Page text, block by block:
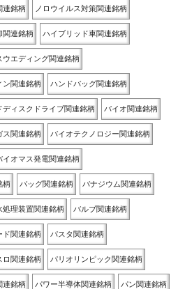
連銘柄 ノロウイルス対策関連銘柄
関連銘柄 ハイブリッド車関連銘柄
ウエディング関連銘柄
ン関連銘柄 ハンドバッグ関連銘柄
ディスクドライブ関連銘柄 バイオ関連銘柄
ス関連銘柄 バイオテクノロジー関連銘柄
イオマス発電関連銘柄
柄 バッグ関連銘柄 バナジウム関連銘柄
処理装置関連銘柄 バルブ関連銘柄
ド関連銘柄 パスタ関連銘柄
ロ関連銘柄 パリオリンピック関連銘柄
連銘柄 パワー半導体関連銘柄 パン関連銘柄